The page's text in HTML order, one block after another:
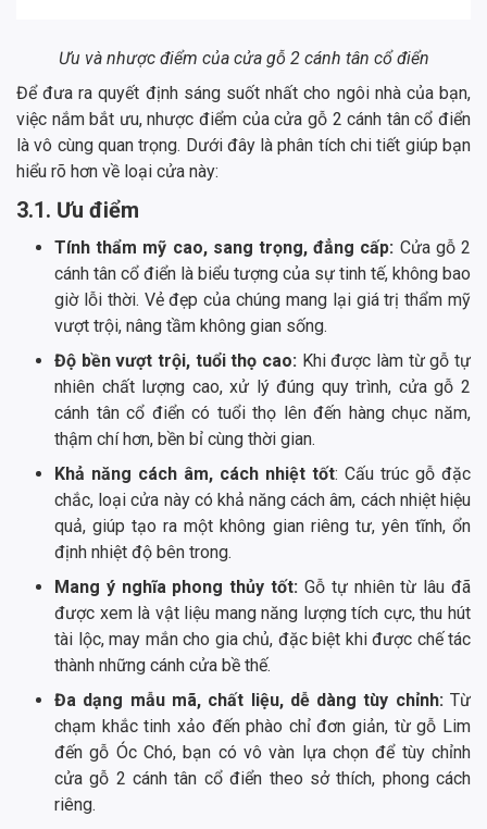
Ưu và nhược điểm của cửa gỗ 2 cánh tân cổ điển
Để đưa ra quyết định sáng suốt nhất cho ngôi nhà của bạn,
việc nắm bắt ưu, nhược điểm của cửa gỗ 2 cánh tân cổ điển
là vô cùng quan trọng. Dưới đây là phân tích chi tiết giúp bạn
hiểu rõ hơn về loại cửa này:
3.1. Ưu điểm
Tính thẩm mỹ cao, sang trọng, đẳng cấp: Cửa gỗ 2
cánh tân cổ điển là biểu tượng của sự tinh tế, không bao
giờ lỗi thời. Vẻ đẹp của chúng mang lại giá trị thẩm mỹ
vượt trội, nâng tầm không gian sống.
Độ bền vượt trội, tuổi thọ cao: Khi được làm từ gỗ tự
nhiên chất lượng cao, xử lý đúng quy trình, cửa gỗ 2
cánh tân cổ điển có tuổi thọ lên đến hàng chục năm,
thậm chí hơn, bền bỉ cùng thời gian.
Khả năng cách âm, cách nhiệt tốt: Cấu trúc gỗ đặc
chắc, loại cửa này có khả năng cách âm, cách nhiệt hiệu
quả, giúp tạo ra một không gian riêng tư, yên tĩnh, ổn
định nhiệt độ bên trong.
Mang ý nghĩa phong thủy tốt: Gỗ tự nhiên từ lâu đã
được xem là vật liệu mang năng lượng tích cực, thu hút
tài lộc, may mắn cho gia chủ, đặc biệt khi được chế tác
thành những cánh cửa bề thế.
Đa dạng mẫu mã, chất liệu, dễ dàng tùy chỉnh: Từ
chạm khắc tinh xảo đến phào chỉ đơn giản, từ gỗ Lim
đến gỗ Óc Chó, bạn có vô vàn lựa chọn để tùy chỉnh
cửa gỗ 2 cánh tân cổ điển theo sở thích, phong cách
riêng.